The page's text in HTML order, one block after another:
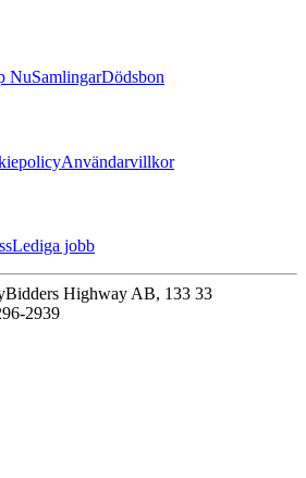
NuSamlingarDödsbon
Användarvillkor
Lediga jobb
Bidders Highway AB, 133 33
2939